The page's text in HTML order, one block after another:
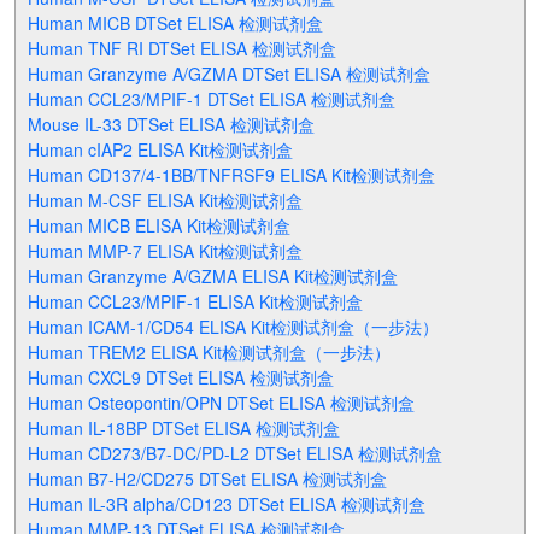
Human MICB DTSet ELISA 检测试剂盒
Human TNF RI DTSet ELISA 检测试剂盒
Human Granzyme A/GZMA DTSet ELISA 检测试剂盒
Human CCL23/MPIF-1 DTSet ELISA 检测试剂盒
Mouse IL-33 DTSet ELISA 检测试剂盒
Human cIAP2 ELISA Kit检测试剂盒
Human CD137/4-1BB/TNFRSF9 ELISA Kit检测试剂盒
Human M-CSF ELISA Kit检测试剂盒
Human MICB ELISA Kit检测试剂盒
Human MMP-7 ELISA Kit检测试剂盒
Human Granzyme A/GZMA ELISA Kit检测试剂盒
Human CCL23/MPIF-1 ELISA Kit检测试剂盒
Human ICAM-1/CD54 ELISA Kit检测试剂盒（一步法）
Human TREM2 ELISA Kit检测试剂盒（一步法）
Human CXCL9 DTSet ELISA 检测试剂盒
Human Osteopontin/OPN DTSet ELISA 检测试剂盒
Human IL-18BP DTSet ELISA 检测试剂盒
Human CD273/B7-DC/PD-L2 DTSet ELISA 检测试剂盒
Human B7-H2/CD275 DTSet ELISA 检测试剂盒
Human IL-3R alpha/CD123 DTSet ELISA 检测试剂盒